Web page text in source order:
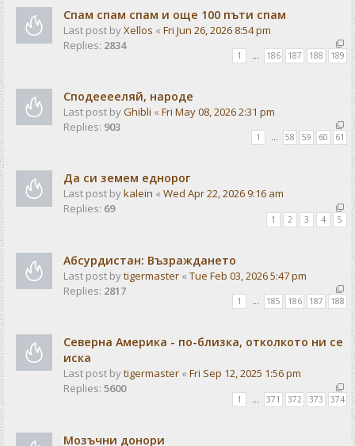
Спам спам спам и още 100 пъти спам
Last post byXellos « Fri Jun 26, 2026 8:54 pm
Replies: 2834
1 … 186 187 188 189
Сподееееляй, народе
Last post byGhibli « Fri May 08, 2026 2:31 pm
Replies: 903
1 … 58 59 60 61
Да си земем еднорог
Last post bykalein « Wed Apr 22, 2026 9:16 am
Replies: 69
1 2 3 4 5
Абсурдистан: Възраждането
Last post bytigermaster « Tue Feb 03, 2026 5:47 pm
Replies: 2817
1 … 185 186 187 188
Северна Америка - по-близка, отколкото ни се
иска
Last post bytigermaster « Fri Sep 12, 2025 1:56 pm
Replies: 5600
1 371 372 373 374
Мозъчни донори